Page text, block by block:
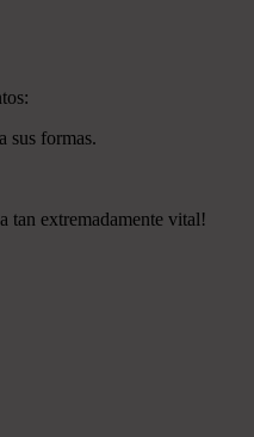
sus formas.
tan extremadamente vital!